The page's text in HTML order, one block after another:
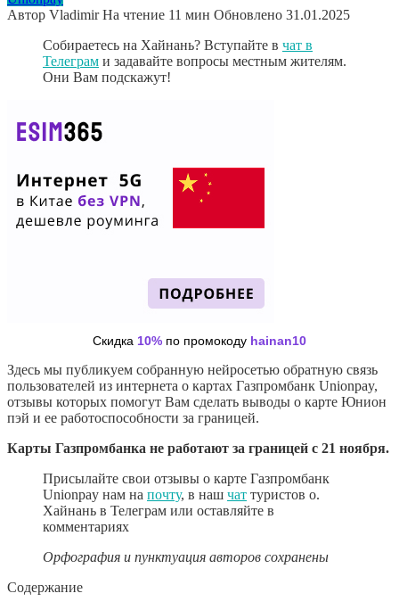
Автор Vladimir На чтение 11 мин Обновлено 31.01.2025
Собираетесь на Хайнань? Вступайте в чат в
Телеграм и задавайте вопросы местным жителям.
Они Вам подскажут!
Скидка 10% по промокоду hainan10
Здесь мы публикуем собранную нейросетью обратную связь
пользователей из интернета о картах Газпромбанк Unionpay,
отзывы которых помогут Вам сделать выводы о карте Юнион
пэй и ее работоспособности за границей.
Карты Газпромбанка не работают за границей с 21 ноября.
Присылайте свои отзывы о карте Газпромбанк
Unionpay нам на почту, в наш чат туристов о.
Хайнань в Телеграм или оставляйте в
комментариях
Орфография и пунктуация авторов сохранены
Содержание